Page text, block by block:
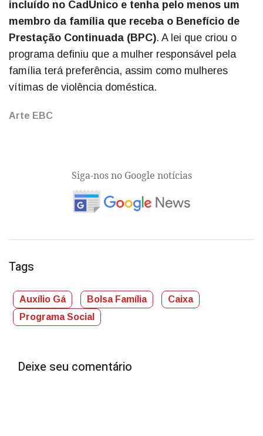
incluído no CadÚnico e tenha pelo menos um
membro da família que receba o Benefício de
Prestação Continuada (BPC). A lei que criou o
programa definiu que a mulher responsável pela
família terá preferência, assim como mulheres
vítimas de violência doméstica.
Arte EBC
Siga-nos no Google notícias
Tags
Auxílio Gá Bolsa Família
Caixa
Programa Social
Deixe seu comentário